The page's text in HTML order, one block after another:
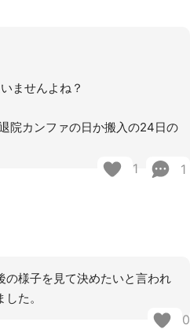
ませんよね？
院カンファの日か搬入の24日の
1 1
の様子を見て決めたいと言われ
た。
0